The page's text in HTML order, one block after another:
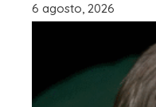
6 agosto, 2026